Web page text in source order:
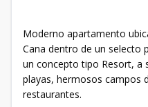
Moderno apartamento
Cana dentro de un selecto
un concepto tipo Resort, a
playas, hermosos campos
restaurantes.